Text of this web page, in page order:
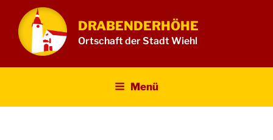
Inhalt
springen
DRABENDERHÖHE
Ortschaft der Stadt Wiehl
Menü